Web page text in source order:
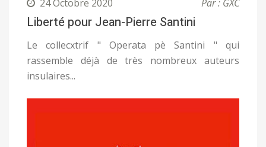
24 Octobre 2020 Par : GXC
Liberté pour Jean-Pierre Santini
Le collecxtrif " Operata pè Santini " qui
rassemble déjà de très nombreux auteurs
insulaires...